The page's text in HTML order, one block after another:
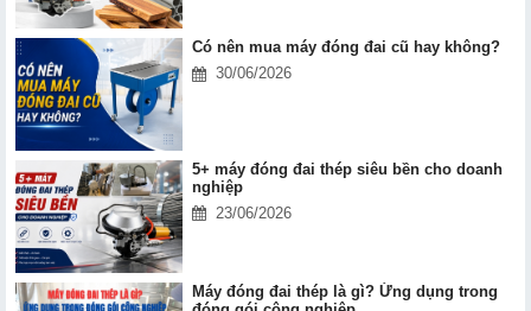
Có nên mua máy đóng đai cũ hay không?
30/06/2026
5+ máy đóng đai thép siêu bền cho doanh
nghiệp
23/06/2026
Máy đóng đai thép là gì? Ứng dụng trong